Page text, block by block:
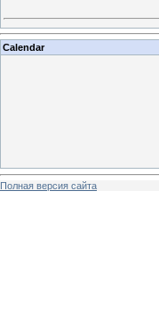
Calendar
Полная версия сайта